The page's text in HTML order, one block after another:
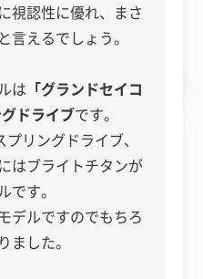
視認性に優れ、まさ
言えるでしょう。
は 「グランドセイコ
ドライブです。
リングドライブ、
はブライトチタンが
です。
デルですのでもちろ
ました。